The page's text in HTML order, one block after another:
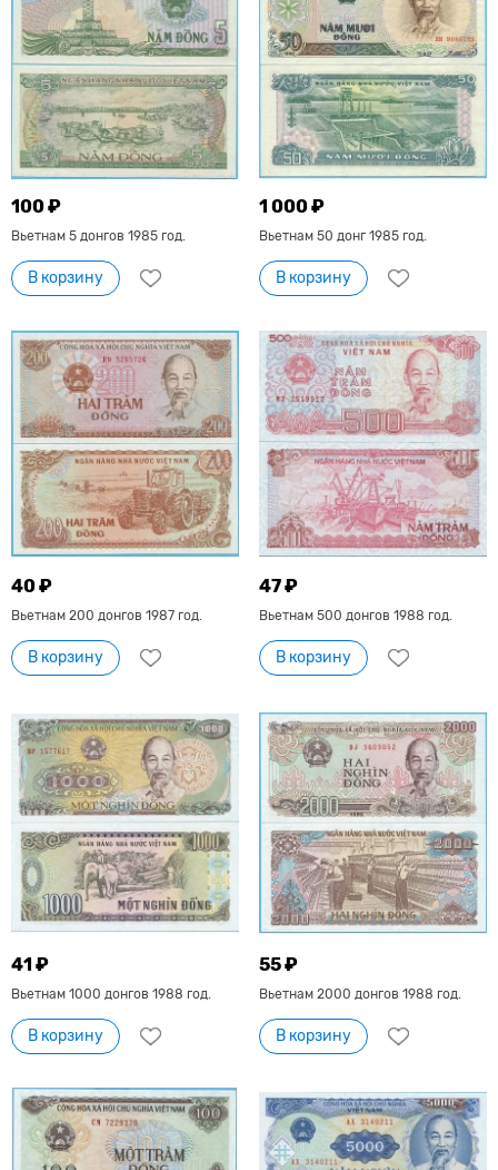
100 ₽
Вьетнам 5 донгов 1985 год.
В корзину
1 000 ₽
Вьетнам 50 донг 1985 год.
В корзину
40 ₽
Вьетнам 200 донгов 1987 год.
В корзину
47 ₽
Вьетнам 500 донгов 1988 год.
В корзину
41 ₽
Вьетнам 1000 донгов 1988 год.
В корзину
55 ₽
Вьетнам 2000 донгов 1988 год.
В корзину